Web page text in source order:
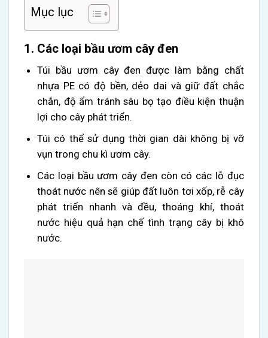
Mục lục
1. Các loại bầu ươm cây đen
Túi bầu ươm cây đen được làm bằng chất
nhựa PE có độ bền, dẻo dai và giữ đất chắc
chắn, độ ẩm tránh sâu bọ tạo điều kiện thuận
lợi cho cây phát triển.
Túi có thể sử dụng thời gian dài không bị vỡ
vụn trong chu kì ươm cây.
Các loại bầu ươm cây đen còn có các lỗ đục
thoát nước nên sẽ giúp đất luôn tơi xốp, rễ cây
phát triển nhanh và đều, thoáng khí, thoát
nước hiệu quả hạn chế tình trạng cây bị khô
nước.